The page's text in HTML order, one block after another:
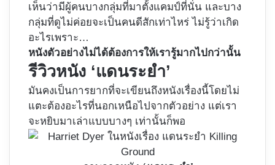
เห็นว่ามีผู้คนบางกลุ่มที่มาตั้งแคมป์ที่นั่น และบาง
กลุ่มที่ดูไม่ค่อยจะเป็นคนดีสักเท่าไหร่ ไม่รู้ว่าเกิด
อะไรเพราะ…
หนังตัวอย่างไม่ได้ต้องการให้เรารู้มากไปกว่านั้น
รีวิวหนัง ‘แดนระยำ’
มันคงเป็นการยากที่จะเขียนถึงหนังเรื่องนี้โดยไม่
แตะต้องอะไรที่นอกเหนือไปจากตัวอย่าง แต่เรา
จะหยิบมาเล่าแบบบางๆ เท่านั้นก็พอ